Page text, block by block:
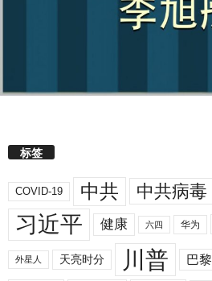
标签
COVID-19 中共 中共病毒
习近平 健康 六四 华为
外星人 天亮时分 川普 巴黎